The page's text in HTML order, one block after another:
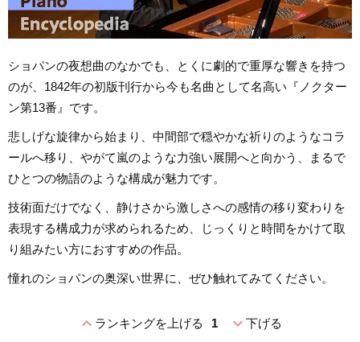
ショパンの夜想曲のなかでも、とくに劇的で重厚な響きを持つ
のが、1842年の初版刊行から今も名曲として名高い『ノクター
ン第13番』です。
悲しげな旋律から始まり、中間部で穏やかな祈りのようなコラ
ールへ移り、やがて嵐のような力強い展開へと向かう、まるで
ひとつの物語のような構成が魅力です。
技術面だけでなく、静けさから激しさへの感情の移り変わりを
表現する構成力が求められるため、じっくりと時間をかけて取
り組みたい方におすすめの作品。
憧れのショパンの奥深い世界に、ぜひ触れてみてください。
expand_lessランキングを上げる 1 expand_more下げる